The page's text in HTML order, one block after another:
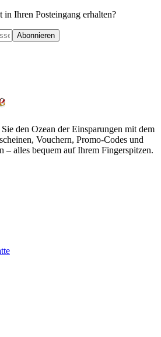
Ihren Posteingang erhalten?
Abonnieren
den Ozean der Einsparungen mit dem
Vouchern, Promo-Codes und
– alles bequem auf Ihrem Fingerspitzen.